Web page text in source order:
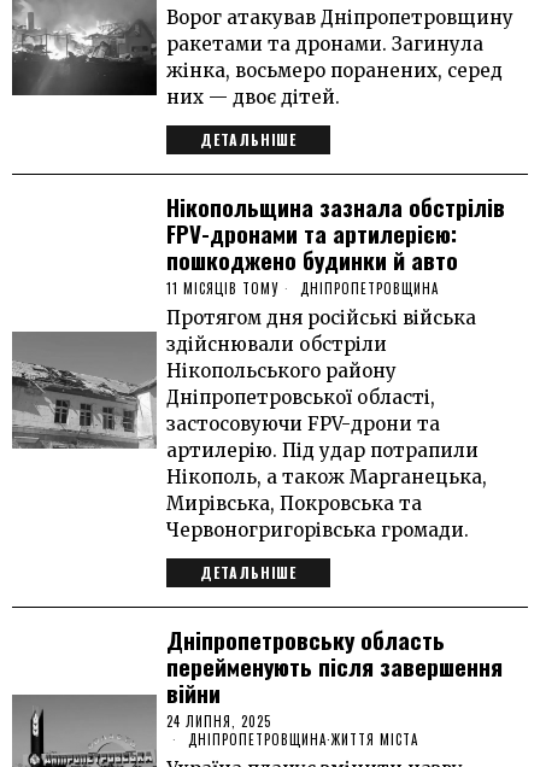
Ворог атакував Дніпропетровщину
ракетами та дронами. Загинула
жінка, восьмеро поранених, серед
них — двоє дітей.
ДЕТАЛЬНІШЕ
Нікопольщина зазнала обстрілів
FPV-дронами та артилерією:
пошкоджено будинки й авто
11 МІСЯЦІВ ТОМУ ДНІПРОПЕТРОВЩИНА
Протягом дня російські війська
здійснювали обстріли
Нікопольського району
Дніпропетровської області,
застосовуючи FPV-дрони та
артилерію. Під удар потрапили
Нікополь, а також Марганецька,
Мирівська, Покровська та
Червоногригорівська громади.
ДЕТАЛЬНІШЕ
Дніпропетровську область
перейменують після завершення
війни
24 ЛИПНЯ, 2025
ДНІПРОПЕТРОВЩИНА·ЖИТТЯ МІСТА